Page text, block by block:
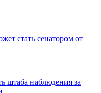
стать сенатором от
штаба наблюдения за